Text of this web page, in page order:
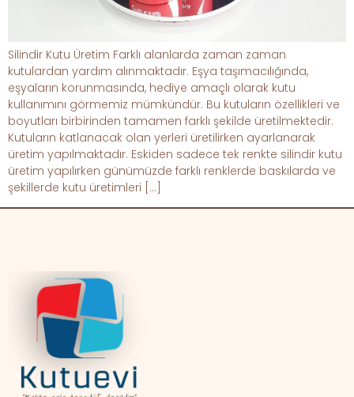
Silindir Kutu Üretim Farklı alanlarda zaman zaman
kutulardan yardım alınmaktadır. Eşya taşımacılığında,
eşyaların korunmasında, hediye amaçlı olarak kutu
kullanımını görmemiz mümkündür. Bu kutuların özellikleri ve
boyutları birbirinden tamamen farklı şekilde üretilmektedir.
Kutuların katlanacak olan yerleri üretilirken ayarlanarak
üretim yapılmaktadır. Eskiden sadece tek renkte silindir kutu
üretim yapılırken günümüzde farklı renklerde baskılarda ve
şekillerde kutu üretimleri […]